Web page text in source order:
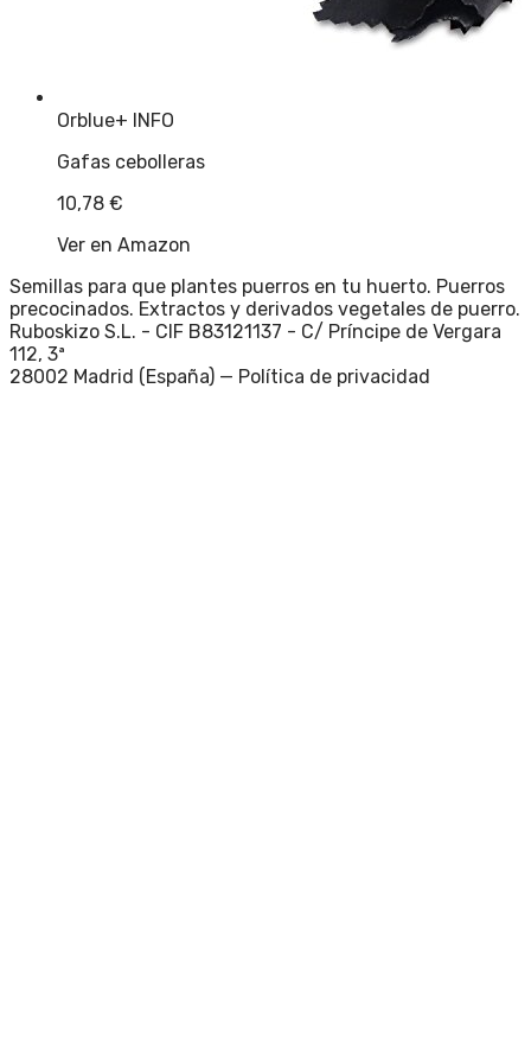
Orblue+ INFO
Gafas cebolleras
10,78 €
Ver en Amazon
Semillas para que plantes puerros en tu huerto. Puerros
precocinados. Extractos y derivados vegetales de puerro.
Ruboskizo S.L. - CIF B83121137 - C/ Príncipe de Vergara
112, 3ª
28002 Madrid (España) — Política de privacidad